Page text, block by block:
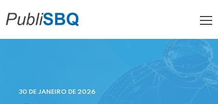
30 DE JANEIRO DE 2026